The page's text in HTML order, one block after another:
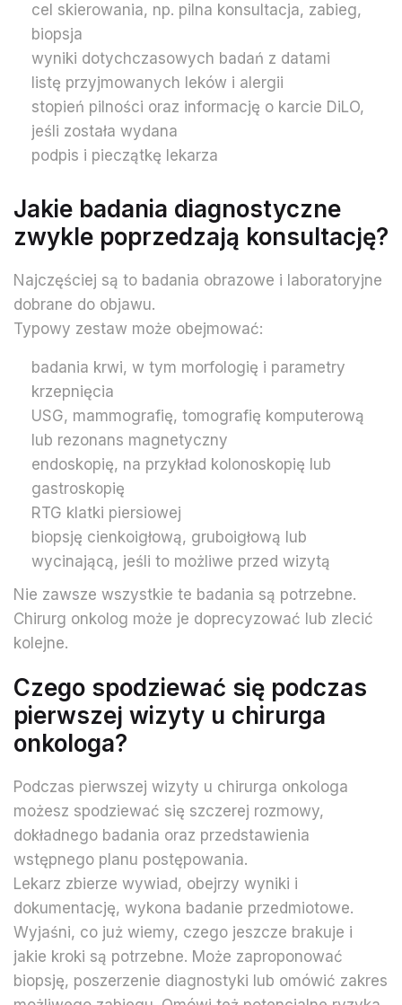
cel skierowania, np. pilna konsultacja, zabieg,
biopsja
wyniki dotychczasowych badań z datami
listę przyjmowanych leków i alergii
stopień pilności oraz informację o karcie DiLO,
jeśli została wydana
podpis i pieczątkę lekarza
Jakie badania diagnostyczne
zwykle poprzedzają konsultację?
Najczęściej są to badania obrazowe i laboratoryjne
dobrane do objawu.
Typowy zestaw może obejmować:
badania krwi, w tym morfologię i parametry
krzepnięcia
USG, mammografię, tomografię komputerową
lub rezonans magnetyczny
endoskopię, na przykład kolonoskopię lub
gastroskopię
RTG klatki piersiowej
biopsję cienkoigłową, gruboigłową lub
wycinającą, jeśli to możliwe przed wizytą
Nie zawsze wszystkie te badania są potrzebne.
Chirurg onkolog może je doprecyzować lub zlecić
kolejne.
Czego spodziewać się podczas
pierwszej wizyty u chirurga
onkologa?
Podczas pierwszej wizyty u chirurga onkologa
możesz spodziewać się szczerej rozmowy,
dokładnego badania oraz przedstawienia
wstępnego planu postępowania.
Lekarz zbierze wywiad, obejrzy wyniki i
dokumentację, wykona badanie przedmiotowe.
Wyjaśni, co już wiemy, czego jeszcze brakuje i
jakie kroki są potrzebne. Może zaproponować
biopsję, poszerzenie diagnostyki lub omówić zakres